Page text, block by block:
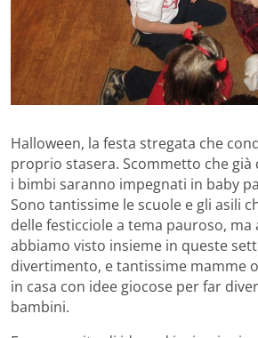
Halloween, la festa stregata che
proprio stasera. Scommetto che già
i bimbi saranno impegnati in baby
Sono tantissime le scuole e gli asili
delle festicciole a tema pauroso, ma
abbiamo visto insieme in queste
divertimento, e tantissime mamme
in casa con idee giocose per far
bambini.